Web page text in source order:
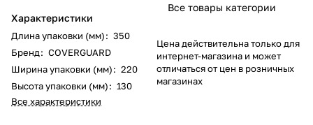
Характеристики
Длина упаковки (мм): 350
Бренд: COVERGUARD
Ширина упаковки (мм): 220
Высота упаковки (мм): 130
Все характеристики
Все товары категории
Цена действительна только для
интернет-магазина и может
отличаться от цен в розничных
магазинах